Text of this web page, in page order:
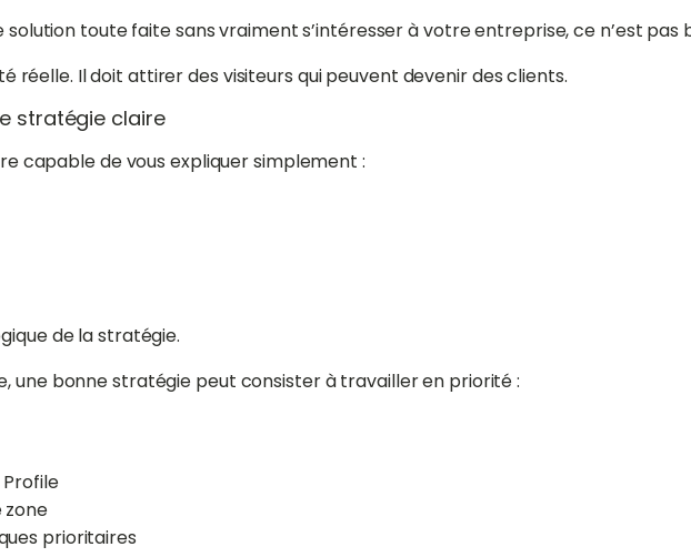
toute faite sans vraiment s’intéresser à votre entreprise, ce n’est pas
réelle. Il doit attirer des visiteurs qui peuvent devenir des clients.
stratégie claire
capable de vous expliquer simplement :
de la stratégie.
une bonne stratégie peut consister à travailler en priorité :
Profile
zone
prioritaires